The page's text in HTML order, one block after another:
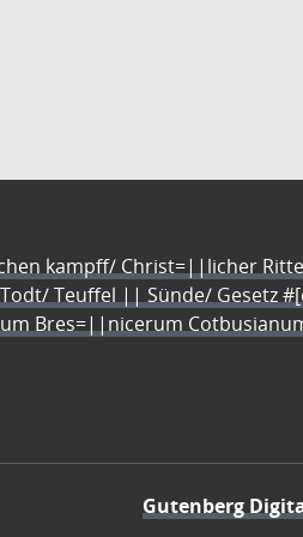
kampff/ Christ=||licher
Teuffel || Sünde/ Gesetz
Bres=||nicerum
Gutenberg